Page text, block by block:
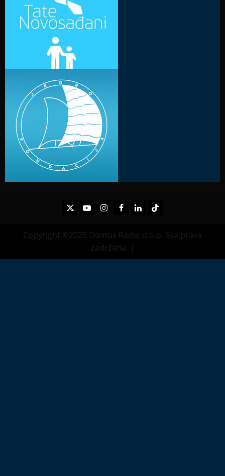
TwitterYoutubeInstagramFacebook
LinkedInTikTok
Copyright ©2025 Domus Radio d.o.o. Sva prava
zadržana. |